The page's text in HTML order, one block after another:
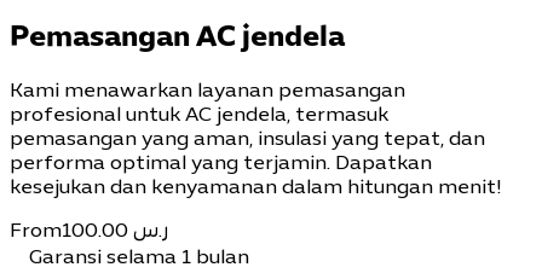
Pemasangan AC jendela
Kami menawarkan layanan pemasangan
profesional untuk AC jendela, termasuk
pemasangan yang aman, insulasi yang tepat, dan
performa optimal yang terjamin. Dapatkan
kesejukan dan kenyamanan dalam hitungan menit!
From100.00 ر.س
Garansi selama 1 bulan